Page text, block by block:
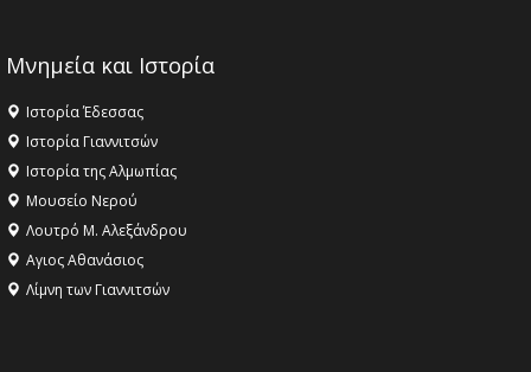
Μνημεία και Ιστορία
Ιστορία Έδεσσας
Ιστορία Γιαννιτσών
Ιστορία της Αλμωπίας
Μουσείο Νερού
Λουτρό Μ. Αλεξάνδρου
Αγιος Αθανάσιος
Λίμνη των Γιαννιτσών